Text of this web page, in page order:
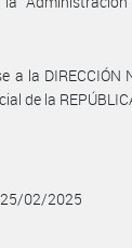
a la DIRECCIÓN
de la
02/2025